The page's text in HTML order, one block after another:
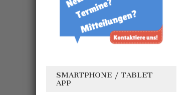
SMARTPHONE / TABLET
APP